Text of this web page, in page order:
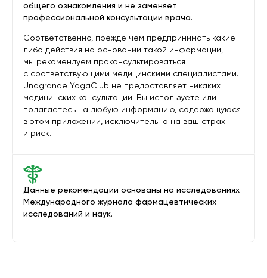
Данные рекомендации основаны на исследованиях
Международного журнала фармацевтических
исследований и наук.
общего ознакомления и не заменяет
профессиональной консультации врача.
Соответственно, прежде чем предпринимать какие-
либо действия на основании такой информации,
мы рекомендуем проконсультироваться
с соответствующими медицинскими специалистами.
Unagrande YogaClub не предоставляет никаких
медицинских консультаций. Вы используете или
полагаетесь на любую информацию, содержащуюся
в этом приложении, исключительно на ваш страх
и риск.